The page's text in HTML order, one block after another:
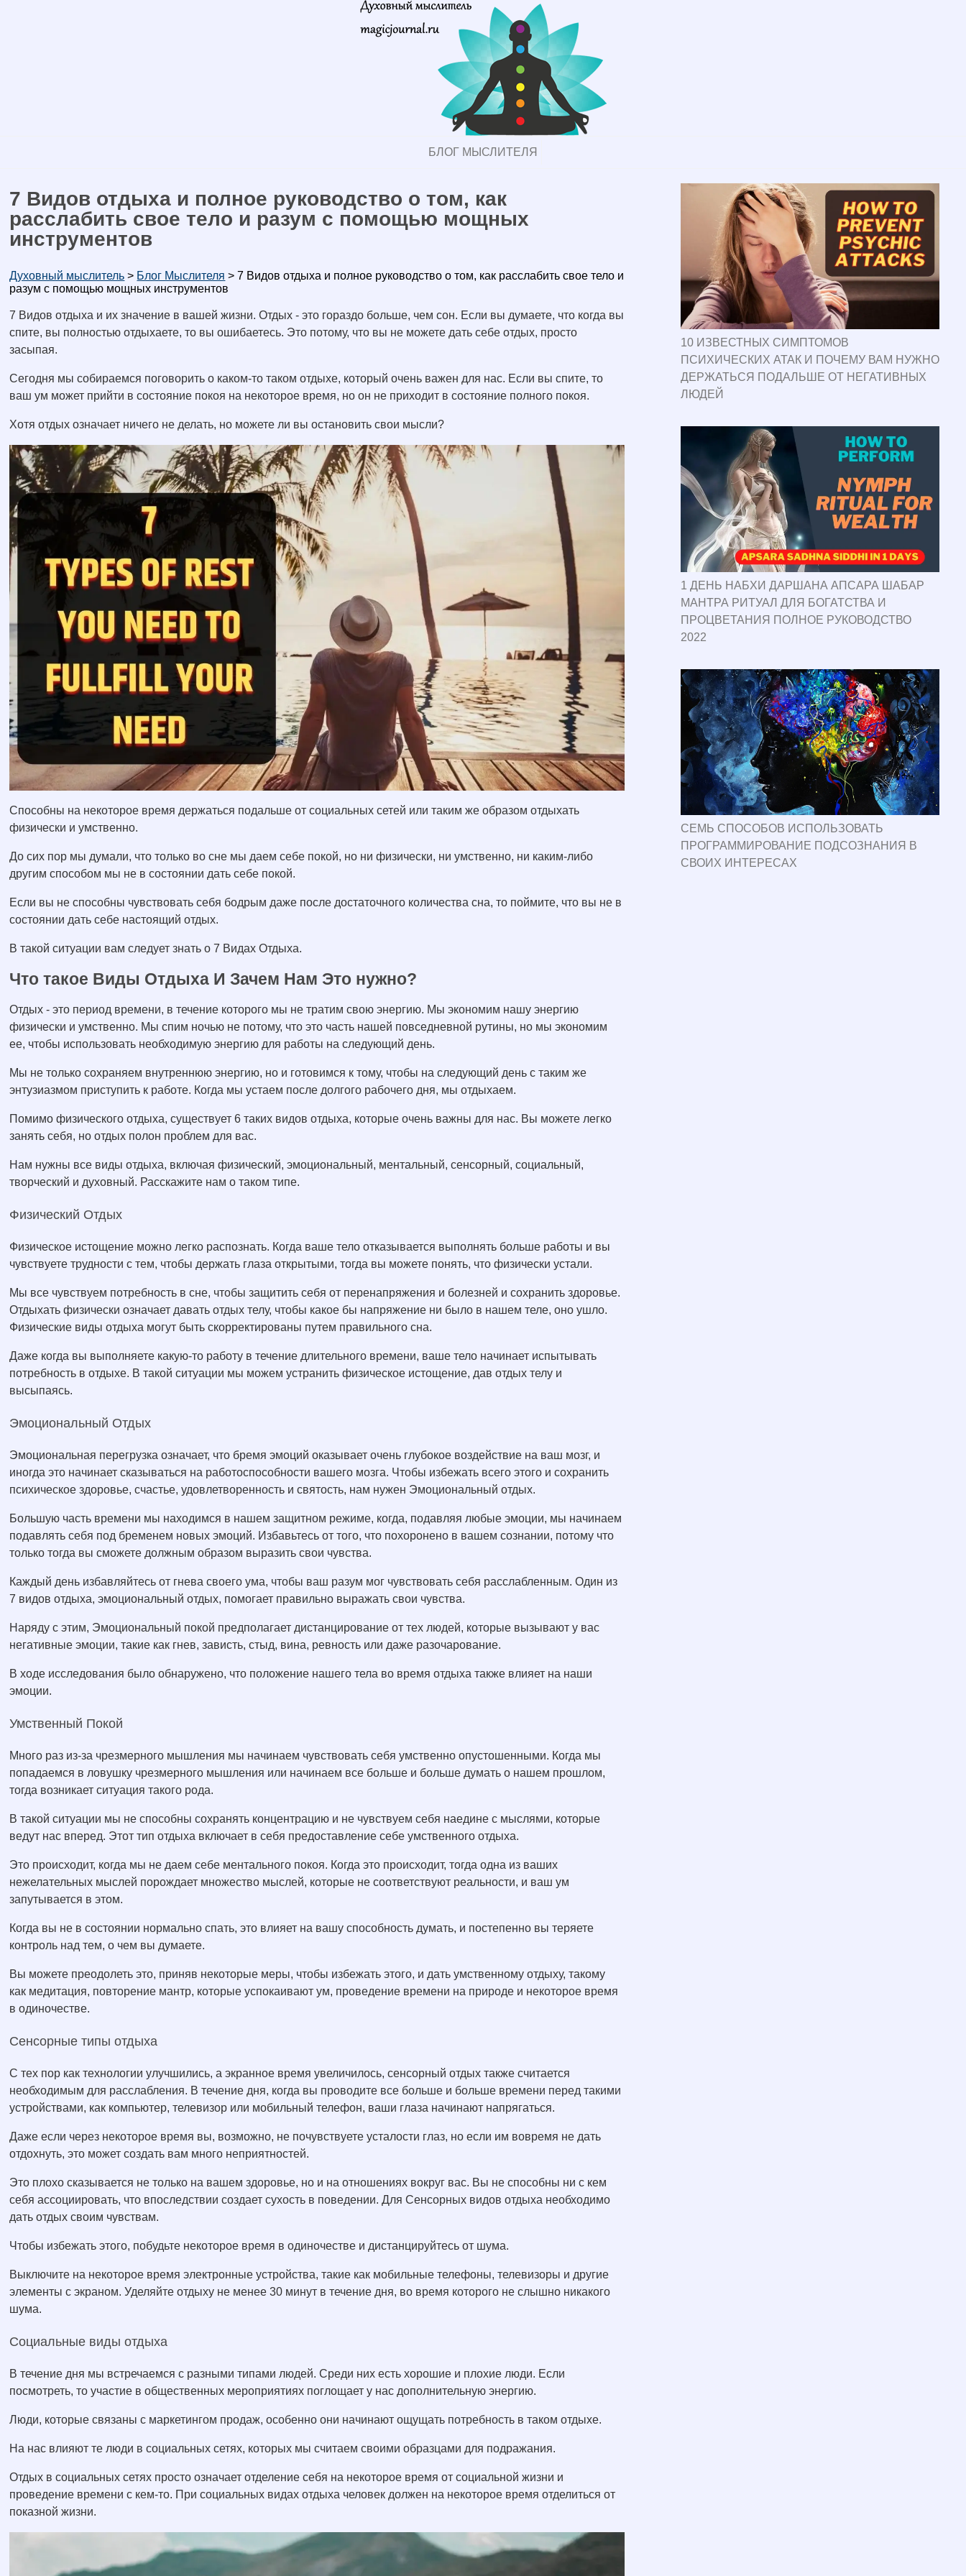
БЛОГ МЫСЛИТЕЛЯ
7 Видов отдыха и полное руководство о том, как
расслабить свое тело и разум с помощью мощных
инструментов
Духовный мыслитель > Блог Мыслителя >7 Видов отдыха и полное руководство о том, как расслабить свое тело и
разум с помощью мощных инструментов
7 Видов отдыха и их значение в вашей жизни. Отдых - это гораздо больше, чем сон. Если вы думаете, что когда вы
спите, вы полностью отдыхаете, то вы ошибаетесь. Это потому, что вы не можете дать себе отдых, просто
засыпая.
Сегодня мы собираемся поговорить о каком-то таком отдыхе, который очень важен для нас. Если вы спите, то
ваш ум может прийти в состояние покоя на некоторое время, но он не приходит в состояние полного покоя.
Хотя отдых означает ничего не делать, но можете ли вы остановить свои мысли?
Способны на некоторое время держаться подальше от социальных сетей или таким же образом отдыхать
физически и умственно.
До сих пор мы думали, что только во сне мы даем себе покой, но ни физически, ни умственно, ни каким-либо
другим способом мы не в состоянии дать себе покой.
Если вы не способны чувствовать себя бодрым даже после достаточного количества сна, то поймите, что вы не в
состоянии дать себе настоящий отдых.
В такой ситуации вам следует знать о 7 Видах Отдыха.
Что такое Виды Отдыха И Зачем Нам Это нужно?
Отдых - это период времени, в течение которого мы не тратим свою энергию. Мы экономим нашу энергию
физически и умственно. Мы спим ночью не потому, что это часть нашей повседневной рутины, но мы экономим
ее, чтобы использовать необходимую энергию для работы на следующий день.
Мы не только сохраняем внутреннюю энергию, но и готовимся к тому, чтобы на следующий день с таким же
энтузиазмом приступить к работе. Когда мы устаем после долгого рабочего дня, мы отдыхаем.
Помимо физического отдыха, существует 6 таких видов отдыха, которые очень важны для нас. Вы можете легко
занять себя, но отдых полон проблем для вас.
Нам нужны все виды отдыха, включая физический, эмоциональный, ментальный, сенсорный, социальный,
творческий и духовный. Расскажите нам о таком типе.
Физический Отдых
Физическое истощение можно легко распознать. Когда ваше тело отказывается выполнять больше работы и вы
чувствуете трудности с тем, чтобы держать глаза открытыми, тогда вы можете понять, что физически устали.
Мы все чувствуем потребность в сне, чтобы защитить себя от перенапряжения и болезней и сохранить здоровье.
Отдыхать физически означает давать отдых телу, чтобы какое бы напряжение ни было в нашем теле, оно ушло.
Физические виды отдыха могут быть скорректированы путем правильного сна.
Даже когда вы выполняете какую-то работу в течение длительного времени, ваше тело начинает испытывать
потребность в отдыхе. В такой ситуации мы можем устранить физическое истощение, дав отдых телу и
высыпаясь.
Эмоциональный Отдых
Эмоциональная перегрузка означает, что бремя эмоций оказывает очень глубокое воздействие на ваш мозг, и
иногда это начинает сказываться на работоспособности вашего мозга. Чтобы избежать всего этого и сохранить
психическое здоровье, счастье, удовлетворенность и святость, нам нужен Эмоциональный отдых.
Большую часть времени мы находимся в нашем защитном режиме, когда, подавляя любые эмоции, мы начинаем
подавлять себя под бременем новых эмоций. Избавьтесь от того, что похоронено в вашем сознании, потому что
только тогда вы сможете должным образом выразить свои чувства.
Каждый день избавляйтесь от гнева своего ума, чтобы ваш разум мог чувствовать себя расслабленным. Один из
7 видов отдыха, эмоциональный отдых, помогает правильно выражать свои чувства.
Наряду с этим, Эмоциональный покой предполагает дистанцирование от тех людей, которые вызывают у вас
негативные эмоции, такие как гнев, зависть, стыд, вина, ревность или даже разочарование.
В ходе исследования было обнаружено, что положение нашего тела во время отдыха также влияет на наши
эмоции.
Умственный Покой
Много раз из-за чрезмерного мышления мы начинаем чувствовать себя умственно опустошенными. Когда мы
попадаемся в ловушку чрезмерного мышления или начинаем все больше и больше думать о нашем прошлом,
тогда возникает ситуация такого рода.
В такой ситуации мы не способны сохранять концентрацию и не чувствуем себя наедине с мыслями, которые
ведут нас вперед. Этот тип отдыха включает в себя предоставление себе умственного отдыха.
Это происходит, когда мы не даем себе ментального покоя. Когда это происходит, тогда одна из ваших
нежелательных мыслей порождает множество мыслей, которые не соответствуют реальности, и ваш ум
запутывается в этом.
Когда вы не в состоянии нормально спать, это влияет на вашу способность думать, и постепенно вы теряете
контроль над тем, о чем вы думаете.
Вы можете преодолеть это, приняв некоторые меры, чтобы избежать этого, и дать умственному отдыху, такому
как медитация, повторение мантр, которые успокаивают ум, проведение времени на природе и некоторое время
в одиночестве.
Сенсорные типы отдыха
С тех пор как технологии улучшились, а экранное время увеличилось, сенсорный отдых также считается
необходимым для расслабления. В течение дня, когда вы проводите все больше и больше времени перед такими
устройствами, как компьютер, телевизор или мобильный телефон, ваши глаза начинают напрягаться.
Даже если через некоторое время вы, возможно, не почувствуете усталости глаз, но если им вовремя не дать
отдохнуть, это может создать вам много неприятностей.
Это плохо сказывается не только на вашем здоровье, но и на отношениях вокруг вас. Вы не способны ни с кем
себя ассоциировать, что впоследствии создает сухость в поведении. Для Сенсорных видов отдыха необходимо
дать отдых своим чувствам.
Чтобы избежать этого, побудьте некоторое время в одиночестве и дистанцируйтесь от шума.
Выключите на некоторое время электронные устройства, такие как мобильные телефоны, телевизоры и другие
элементы с экраном. Уделяйте отдыху не менее 30 минут в течение дня, во время которого не слышно никакого
шума.
Социальные виды отдыха
В течение дня мы встречаемся с разными типами людей. Среди них есть хорошие и плохие люди. Если
посмотреть, то участие в общественных мероприятиях поглощает у нас дополнительную энергию.
Люди, которые связаны с маркетингом продаж, особенно они начинают ощущать потребность в таком отдыхе.
На нас влияют те люди в социальных сетях, которых мы считаем своими образцами для подражания.
Отдых в социальных сетях просто означает отделение себя на некоторое время от социальной жизни и
проведение времени с кем-то. При социальных видах отдыха человек должен на некоторое время отделиться от
показной жизни.
10 ИЗВЕСТНЫХ СИМПТОМОВ
ПСИХИЧЕСКИХ АТАК И ПОЧЕМУ ВАМ НУЖНО
ДЕРЖАТЬСЯ ПОДАЛЬШЕ ОТ НЕГАТИВНЫХ
ЛЮДЕЙ
1 ДЕНЬ НАБХИ ДАРШАНА АПСАРА ШАБАР
МАНТРА РИТУАЛ ДЛЯ БОГАТСТВА И
ПРОЦВЕТАНИЯ ПОЛНОЕ РУКОВОДСТВО
2022
СЕМЬ СПОСОБОВ ИСПОЛЬЗОВАТЬ
ПРОГРАММИРОВАНИЕ ПОДСОЗНАНИЯ В
СВОИХ ИНТЕРЕСАХ